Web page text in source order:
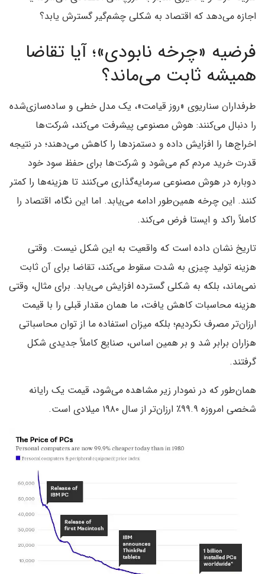
اجازه می‌دهد که اقتصاد به شکلی چشم‌گیر گسترش یابد؟
فرضیه «چرخه نابودی»؛ آیا تقاضا
همیشه ثابت می‌ماند؟
طرفداران سناریوی «روز قیامت»، یک مدل خطی و ساده‌سازی‌شده
را دنبال می‌کنند: هوش مصنوعی پیشرفت می‌کند، شرکت‌ها
اخراج‌ها را افزایش داده و دستمزدها را کاهش می‌دهند؛ در نتیجه
قدرت خرید مردم کم می‌شود و شرکت‌ها برای حفظ سود خود
دوباره در هوش مصنوعی سرمایه‌گذاری می‌کنند تا هزینه‌ها را کمتر
کنند. این چرخه همین‌طور ادامه می‌یابد. اما این نگاه، اقتصاد را
کاملاً راکد و ایستا فرض می‌کند.
تاریخ نشان داده است که واقعیت به این شکل نیست. وقتی
هزینه تولید چیزی به شدت سقوط می‌کند، تقاضا برای آن ثابت
نمی‌ماند، بلکه به شکلی گسترده افزایش می‌یابد. برای مثال، وقتی
هزینه محاسبات کاهش یافت، ما همان مقدار قبلی را با قیمت
ارزان‌تر مصرف نکردیم؛ بلکه میزان استفاده ما از توان محاسباتی
هزاران برابر شد و بر همین اساس، صنایع کاملاً جدیدی شکل
گرفتند.
همان‌طور که در نمودار زیر مشاهده می‌شود، قیمت یک رایانه
شخصی امروزه ۹۹.۹٪ ارزان‌تر از سال ۱۹۸۰ میلادی است.